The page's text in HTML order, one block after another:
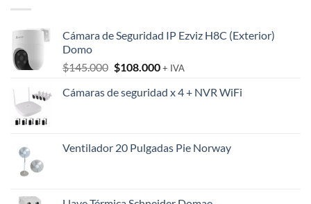
Cámara de Seguridad IP Ezviz H8C (Exterior)
Domo
$145.000 El
original
$108.000El
actual
+ IVA
Cámaras de seguridad x 4 + NVR WiFi
Ventilador 20 Pulgadas Pie Norway